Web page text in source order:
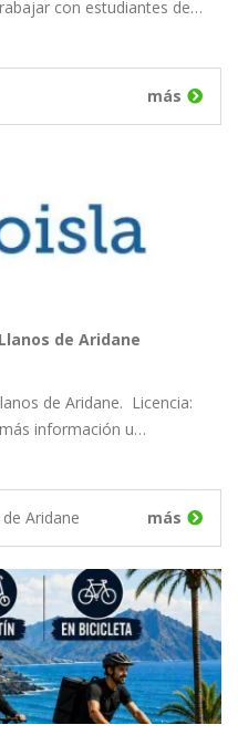
con estudiantes de…
más
de Aridane
de Aridane. Licencia:
información u…
Aridane más